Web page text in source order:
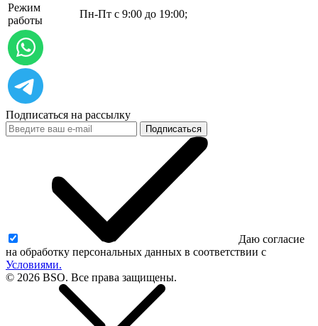
Режим
работы
Пн-Пт с 9:00 до 19:00;
Подписаться на рассылку
Подписаться
Даю согласие
на обработку персональных данных в соответствии с
Условиями.
© 2026 BSO. Все права защищены.